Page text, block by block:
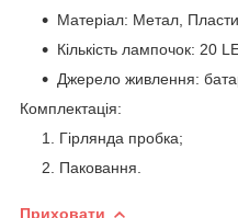
Матеріал: Метал,
Кількість лампочок: 20
Джерело живлення:
Комплектація:
Гірлянда пробка;
Паковання.
Приховати